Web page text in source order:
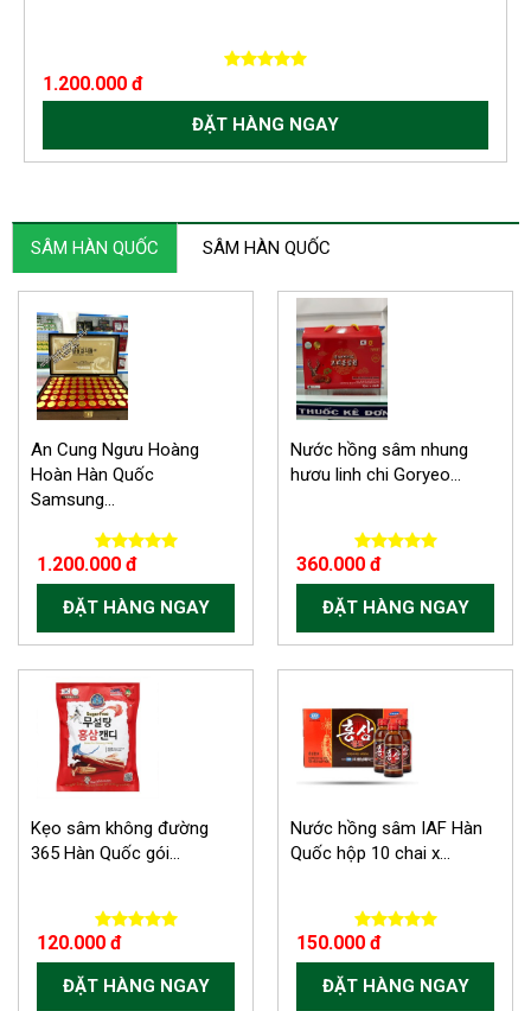
1.200.000 đ
ĐẶT HÀNG NGAY
SÂM HÀN QUỐC SÂM HÀN QUỐC
An Cung Ngưu Hoàng
Hoàn Hàn Quốc
Samsung...
1.200.000 đ
ĐẶT HÀNG NGAY
Nước hồng sâm nhung
hươu linh chi Goryeo...
360.000 đ
ĐẶT HÀNG NGAY
Kẹo sâm không đường
365 Hàn Quốc gói...
120.000 đ
ĐẶT HÀNG NGAY
Nước hồng sâm IAF Hàn
Quốc hộp 10 chai x...
150.000 đ
ĐẶT HÀNG NGAY